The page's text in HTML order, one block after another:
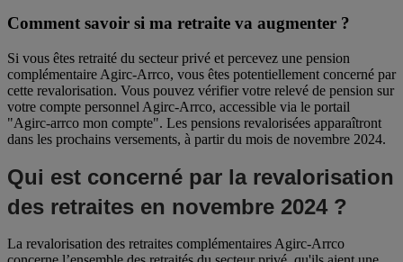
Comment savoir si ma retraite va augmenter ?
Si vous êtes retraité du secteur privé et percevez une pension
complémentaire Agirc-Arrco, vous êtes potentiellement concerné par
cette revalorisation. Vous pouvez vérifier votre relevé de pension sur
votre compte personnel Agirc-Arrco, accessible via le portail
"Agirc-arrco mon compte". Les pensions revalorisées apparaîtront
dans les prochains versements, à partir du mois de novembre 2024.
Qui est concerné par la revalorisation
des retraites en novembre 2024 ?
La revalorisation des retraites complémentaires Agirc-Arrco